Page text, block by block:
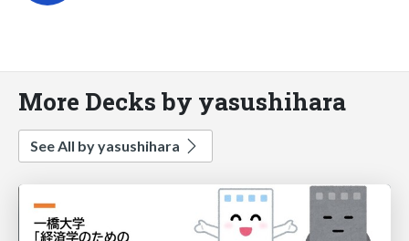
More Decks by yasushihara
See All by yasushihara